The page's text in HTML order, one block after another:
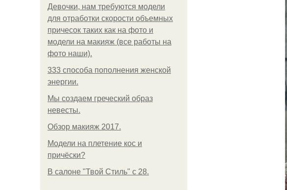
Девочки, нам требуются модели
для отработки скорости объемных
причесок таких как на фото и
модели на макияж (все работы на
фото наши).
333 способа пополнения женской
энергии.
Мы создаем греческий образ
невесты.
Обзор макияж 2017.
Модели на плетение кос и
причёски?
В салоне "Твой Стиль" с 28.